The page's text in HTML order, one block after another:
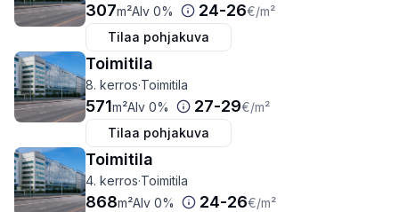
307m²Alv 0% 24-26€/m²
Tilaa pohjakuva
Toimitila
8. kerros·Toimitila
571m²Alv 0% 27-29€/m²
Tilaa pohjakuva
Toimitila
4. kerros·Toimitila
868m²Alv 0% 24-26€/m²